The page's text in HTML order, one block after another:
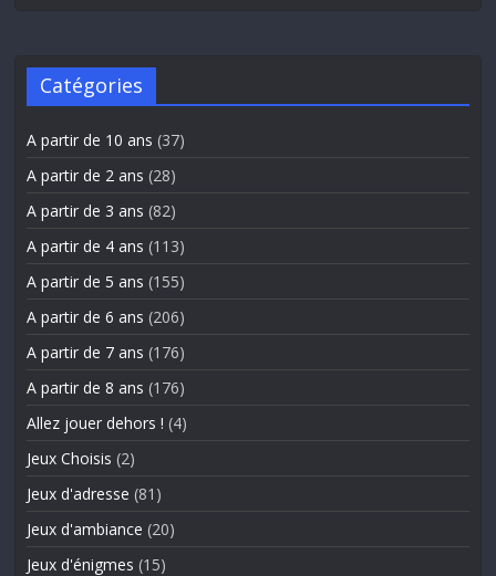
Catégories
A partir de 10 ans (37)
A partir de 2 ans (28)
A partir de 3 ans (82)
A partir de 4 ans (113)
A partir de 5 ans (155)
A partir de 6 ans (206)
A partir de 7 ans (176)
A partir de 8 ans (176)
Allez jouer dehors ! (4)
Jeux Choisis (2)
Jeux d'adresse (81)
Jeux d'ambiance (20)
Jeux d'énigmes (15)